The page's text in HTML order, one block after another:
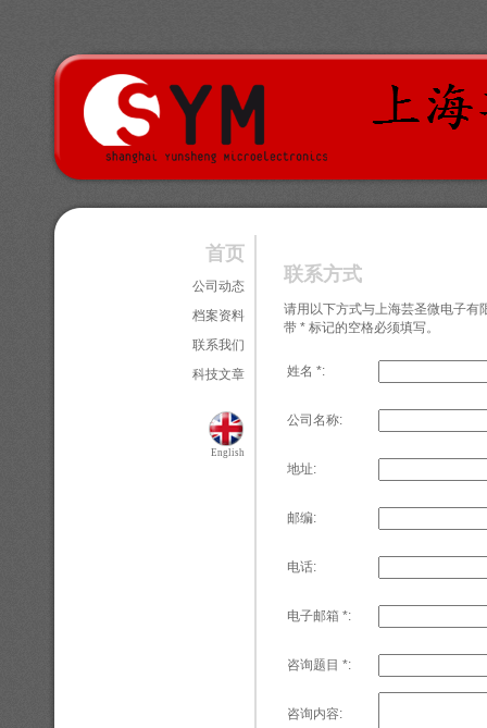
首页
公司动态
档案资料
联系我们
科技文章
English
联系方式
请用以下方式与上海芸圣微电子有
带 * 标记的空格必须填写。
姓名 *:
公司名称:
地址:
邮编:
电话:
电子邮箱 *:
咨询题目 *:
咨询内容: